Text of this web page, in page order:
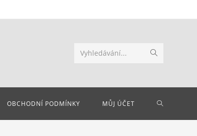
Vyhledávání... Odeslat
OBCHODNÍ PODMÍNKY MŮJ ÚČET PŘEPNOUT